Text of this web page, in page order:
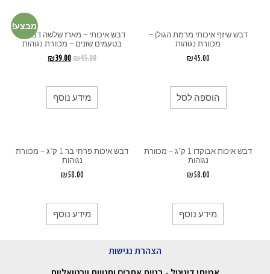
דבש שיזף איכותי מרמת הגולן –
מכוורת נגוהות
₪45.00
הוספה לסל
מבצע!
דבש איכותי – מארז שלשה דבשים
בטעמים שונים – מכוורת נגוהות
₪45.00
₪39.00
מידע נוסף
דבש איכות אבוקדו 1 ק”ג – מכוורת
נגוהות
₪58.00
מידע נוסף
דבש איכות פרחי בר 1 ק”ג – מכוורת
נגוהות
₪58.00
מידע נוסף
הצהרת נגישות